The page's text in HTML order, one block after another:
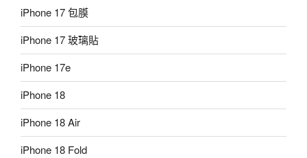
iPhone 17 包膜
iPhone 17 玻璃貼
iPhone 17e
iPhone 18
iPhone 18 Air
iPhone 18 Fold